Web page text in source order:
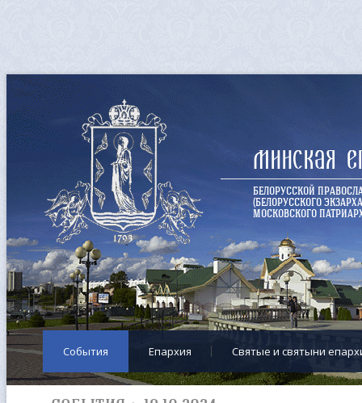
Минская
БЕЛОРУССКОЙ
(БЕЛОРУССКОГО
МОСКОВСКОГО
События Епархия Cвятые и святыни